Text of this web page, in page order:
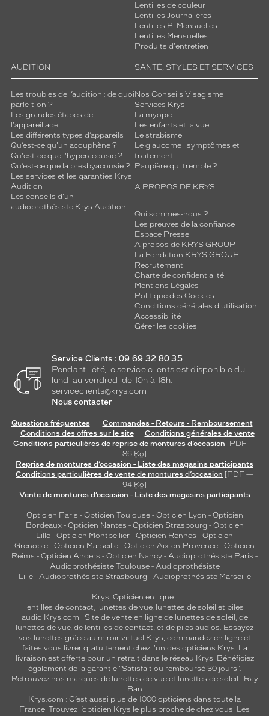
Lentilles de couleur
Lentilles Journalières
Lentilles Bi Mensuelles
Lentilles Mensuelles
Produits d'entretien
AUDITION
Les troubles de l’audition : de quoi
parle-t-on ?
Les grandes étapes de
l'appareillage
Les différents types d’appareils
Qu’est-ce qu'un acouphène ?
Qu'est-ce que l'hyperacousie ?
Qu’est-ce que la presbyacousie ?
Les services et les garanties Krys
Audition
Les conseils d'un
audioprothésiste Krys Audition
SANTÉ, STYLES ET SERVICES
Nos Conseils Visagisme
Services Krys
La myopie
Les enfants et la vue
Le strabisme
Le glaucome : symptômes et
traitement
Paupière qui tremble ?
A PROPOS DE KRYS
Qui sommes-nous ?
Les preuves de la confiance
Espace Presse
A propos de KRYS GROUP
La Fondation KRYS GROUP
Recrutement
Charte de confidentialité
Mentions Légales
Politique des Cookies
Conditions générales d'utilisation
Accessibilité
Gérer les cookies
Service Clients : 09 69 32 80 35
Pendant l'été, le service clients est disponible du
lundi au vendredi de 10h à 18h.
serviceclients@krys.com
Nous contacter
Questions fréquentes
Commandes - Retours - Remboursement
Conditions des offres sur le site
Conditions générales de vente
Conditions particulières de reprise de montures d’occasion [PDF —
86 Ko]
Reprise de montures d’occasion - Liste des magasins participants
Conditions particulières de vente de montures d’occasion [PDF —
94 Ko]
Vente de montures d’occasion - Liste des magasins participants
Opticien Paris - Opticien Toulouse- Opticien Lyon - Opticien
Bordeaux- Opticien Nantes - Opticien Strasbourg - Opticien
Lille - Opticien Montpellier - Opticien Rennes - Opticien
Grenoble - Opticien Marseille - Opticien Aix-en-Provence - Opticien
Reims - Opticien Angers - Opticien Nancy - Audioprothésiste Paris -
Audioprothésiste Toulouse- Audioprothésiste
Lille- Audioprothésiste Strasbourg - Audioprothésiste Marseille
Krys, Opticien en ligne :
lentilles de contact, lunettes de vue, lunettes de soleil et piles
audio Krys.com : Site de vente en ligne de lunettes de soleil, de
lunettes de vue, de lentilles de contact, et de piles audios. Essayez
vos lunettes grâce au miroir virtuel Krys, commandez en ligne et
faites vous livrer gratuitement chez l'un des opticiens Krys. La
livraison est offerte pour un retrait dans le réseau Krys. Bénéficiez
également de la garantie "Satisfait ou remboursé 30 jours".
Retrouvez nos marques de lunettes de vue et lunettes de soleil : Ray
Ban
Krys.com : C’est aussi plus de 1000 opticiens dans toute la
France. Trouvez l’opticien Krys le plus proche de chez vous. Les